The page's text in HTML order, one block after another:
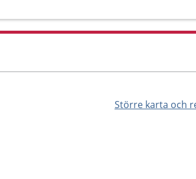
Större karta och